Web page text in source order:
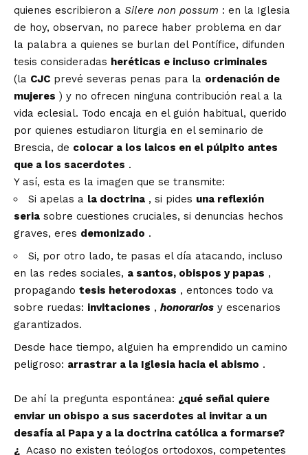
quienes escribieron a Silere non possum : en la Iglesia
de hoy, observan, no parece haber problema en dar
la palabra a quienes se burlan del Pontífice, difunden
tesis consideradas heréticas e incluso criminales
(la CJC prevé severas penas para la ordenación de
mujeres ) y no ofrecen ninguna contribución real a la
vida eclesial. Todo encaja en el guión habitual, querido
por quienes estudiaron liturgia en el seminario de
Brescia, de colocar a los laicos en el púlpito antes
que a los sacerdotes .
Y así, esta es la imagen que se transmite:
Si apelas a la doctrina , si pides una reflexión
seria sobre cuestiones cruciales, si denuncias hechos
graves, eres demonizado .
Si, por otro lado, te pasas el día atacando, incluso
en las redes sociales, a santos, obispos y papas ,
propagando tesis heterodoxas , entonces todo va
sobre ruedas: invitaciones , honorarios y escenarios
garantizados.
Desde hace tiempo, alguien ha emprendido un camino
peligroso: arrastrar a la Iglesia hacia el abismo .
De ahí la pregunta espontánea: ¿qué señal quiere
enviar un obispo a sus sacerdotes al invitar a un
desafía al Papa y a la doctrina católica a formarse?
¿ Acaso no existen teólogos ortodoxos, competentes